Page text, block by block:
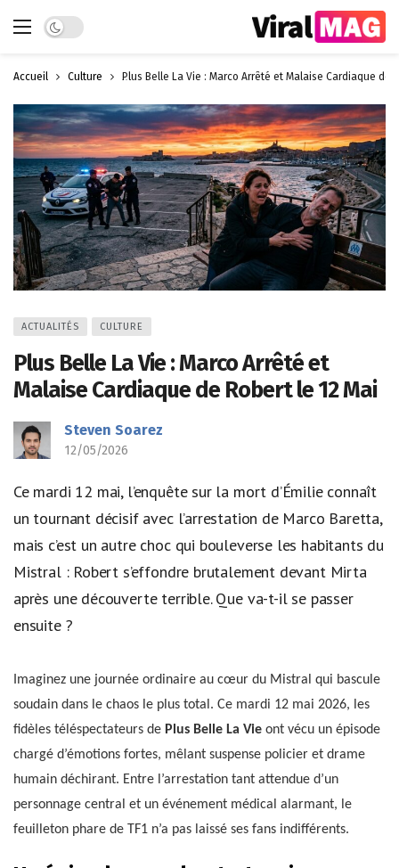
Dark mode
Accueil Culture Plus Belle La Vie : Marco Arrêté et Malaise Cardiaque de
ACTUALITÉS CULTURE
Plus Belle La Vie : Marco Arrêté et
Malaise Cardiaque de Robert le 12 Mai
Steven Soarez
12/05/2026
Ce mardi 12 mai, l’enquête sur la mort d’Émilie connaît
un tournant décisif avec l’arrestation de Marco Baretta,
mais c’est un autre choc qui bouleverse les habitants du
Mistral : Robert s’effondre brutalement devant Mirta
après une découverte terrible. Que va-t-il se passer
ensuite ?
Imaginez une journée ordinaire au cœur du Mistral qui bascule
soudain dans le chaos le plus total. Ce mardi 12 mai 2026, les
fidèles téléspectateurs de Plus Belle La Vie ont vécu un épisode
chargé d’émotions fortes, mêlant suspense policier et drame
humain déchirant. Entre l’arrestation tant attendue d’un
personnage central et un événement médical alarmant, le
feuilleton phare de TF1 n’a pas laissé ses fans indifférents.